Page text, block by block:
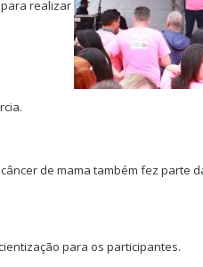
realizar
de mama também fez parte
para os participantes.